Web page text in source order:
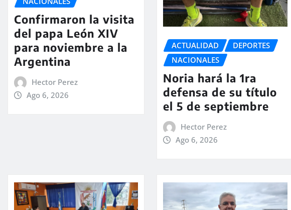
Confirmaron la visita
del papa León XIV
para noviembre a la
Argentina
Hector Perez
Ago 6, 2026
ACTUALIDAD
DEPORTES
NACIONALES
Noria hará la 1ra
defensa de su título
el 5 de septiembre
Hector Perez
Ago 6, 2026